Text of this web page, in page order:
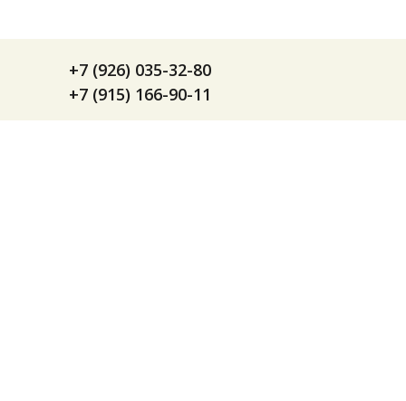
+7 (926) 035-32-80
+7 (915) 166-90-11